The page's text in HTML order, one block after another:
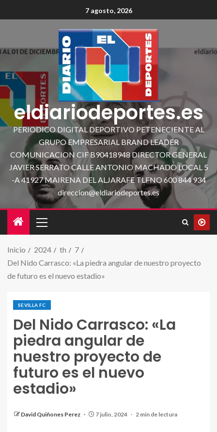
7 agosto, 2026
eldiariodeportes.es
PERIODICO DIGITAL DEPORTIVO PETENECIENTE AL
GRUPO EMPRESARIAL BRAND LEADER
COMUNICACION CIF B90418948 DIRECTOR GENERAL
JAVIER SERRATO CALLE ANTONIO MACHADO LOCAL 5
-A 41927 MAIRENA DEL ALJARAFE TLFNO 600 844 934
direccion@eldiariodeportes.es
Inicio 2024 th
7
Del Nido Carrasco: «La piedra angular de nuestro proyecto
de futuro es el nuevo estadio»
SEVILLA FC
Del Nido Carrasco: «La
piedra angular de
nuestro proyecto de
futuro es el nuevo
estadio»
David Quiñones Perez 7 julio, 2024 2 min de lectura
Del Nido Carrasco en el Sports Summit 2024 en
México. | Fuente: EFE